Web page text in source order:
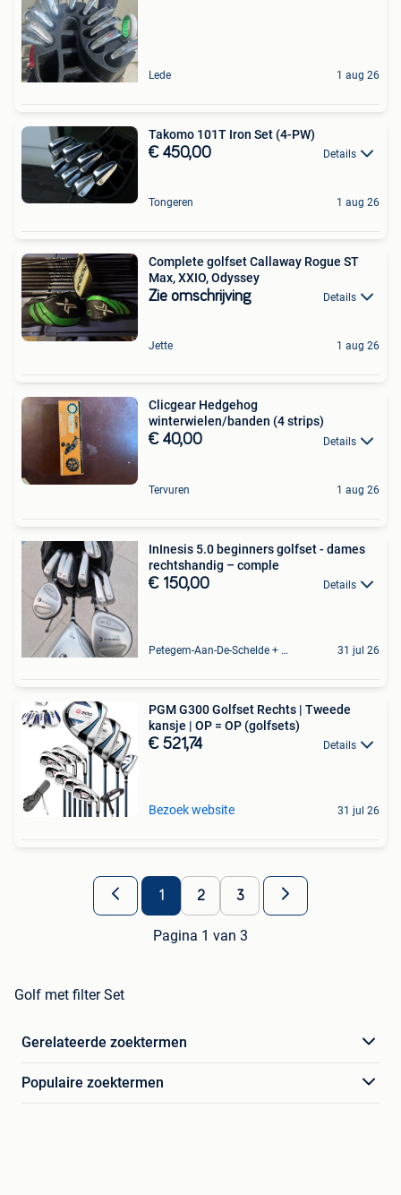
Lede 1 aug 26
Takomo 101T Iron Set (4-PW)
€ 450,00 Details
Tongeren 1 aug 26
Complete golfset Callaway Rogue ST
Max, XXIO, Odyssey
Zie omschrijving Details
Jette 1 aug 26
Clicgear Hedgehog
winterwielen/banden (4 strips)
€ 40,00 Details
Tervuren 1 aug 26
InInesis 5.0 beginners golfset - dames
rechtshandig – comple
€ 150,00 Details
Petegem-Aan-De-Schelde + Deel Van Oudenaarde 31 jul 26
PGM G300 Golfset Rechts | Tweede
kansje | OP = OP (golfsets)
€ 521,74 Details
Bezoek website 31 jul 26
1 2 3
Pagina 1 van 3
Golf met filter Set
Gerelateerde zoektermen
Populaire zoektermen